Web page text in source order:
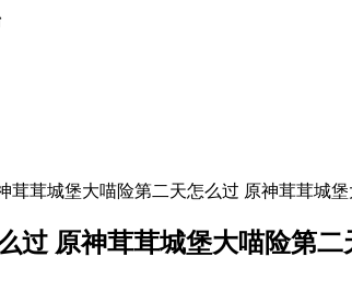
茸茸城堡大喵险第二天怎么过 原神茸茸城
过 原神茸茸城堡大喵险第二